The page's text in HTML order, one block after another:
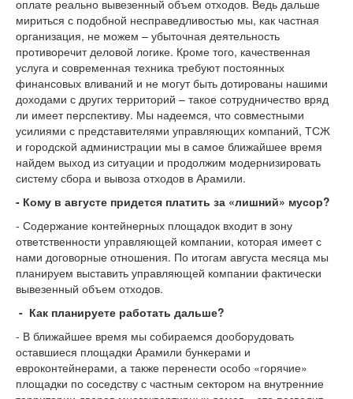
оплате реально вывезенный объем отходов. Ведь дальше
мириться с подобной несправедливостью мы, как частная
организация, не можем – убыточная деятельность
противоречит деловой логике. Кроме того, качественная
услуга и современная техника требуют постоянных
финансовых вливаний и не могут быть дотированы нашими
доходами с других территорий – такое сотрудничество вряд
ли имеет перспективу. Мы надеемся, что совместными
усилиями с представителями управляющих компаний, ТСЖ
и городской администрации мы в самое ближайшее время
найдем выход из ситуации и продолжим модернизировать
систему сбора и вывоза отходов в Арамили.
- Кому в августе придется платить за «лишний» мусор?
- Содержание контейнерных площадок входит в зону
ответственности управляющей компании, которая имеет с
нами договорные отношения. По итогам августа месяца мы
планируем выставить управляющей компании фактически
вывезенный объем отходов.
- Как планируете работать дальше?
- В ближайшее время мы собираемся дооборудовать
оставшиеся площадки Арамили бункерами и
евроконтейнерами, а также перенести особо «горячие»
площадки по соседству с частным сектором на внутренние